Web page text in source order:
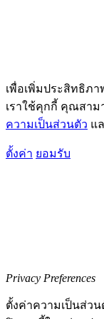
เพื่อเพิ่มประสิทธิภ
เราใช้คุกกี้ คุณสาม
ความเป็นส่วนตัว แ
ตั้งค่า ยอมรับ
Privacy Preferences
ตั้งค่าความเป็นส่ว